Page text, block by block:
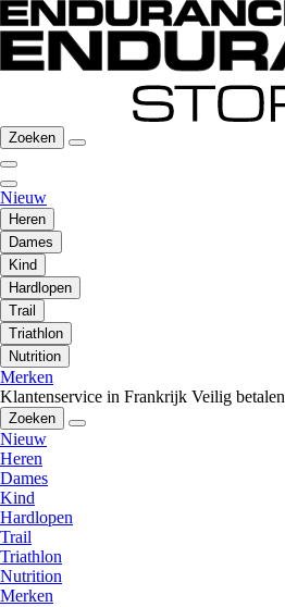
Zoeken
Nieuw
Heren
Dames
Kind
Hardlopen
Trail
Triathlon
Nutrition
Merken
Klantenservice in Frankrijk Veilig betalen
Zoeken
Nieuw
Heren
Dames
Kind
Hardlopen
Trail
Triathlon
Nutrition
Merken